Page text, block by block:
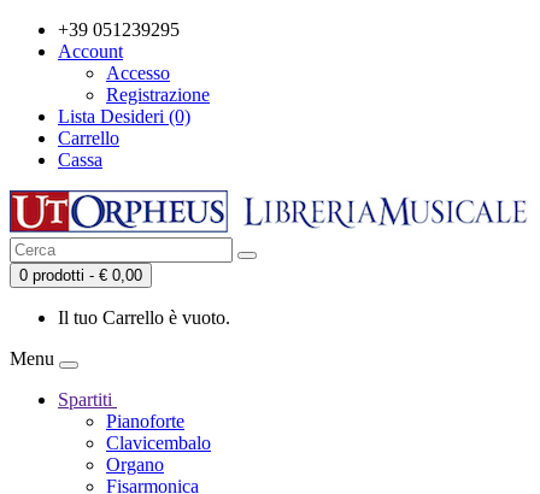
+39 051239295
Account
Accesso
Registrazione
Lista Desideri (0)
Carrello
Cassa
0 prodotti - € 0,00
Il tuo Carrello è vuoto.
Menu
Spartiti
Pianoforte
Clavicembalo
Organo
Fisarmonica